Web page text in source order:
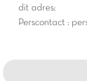
dit adres:
Perscontact :